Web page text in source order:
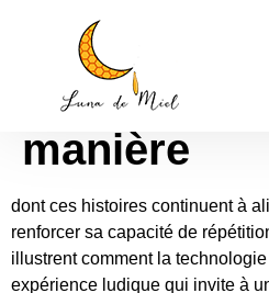
Le
science a
manière
dont ces histoires continuent à
renforcer sa capacité de
illustrent comment la
expérience ludique qui invite à